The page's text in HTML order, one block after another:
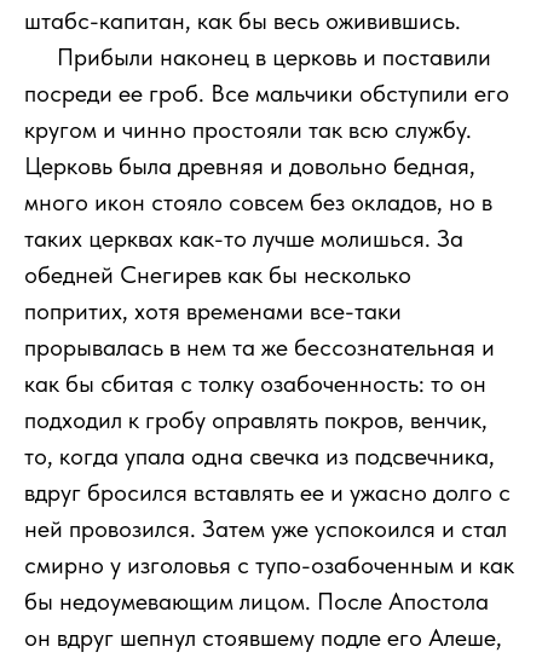
штабс-капитан, как бы весь оживившись.
Прибыли наконец в церковь и поставили
посреди ее гроб. Все мальчики обступили его
кругом и чинно простояли так всю службу.
Церковь была древняя и довольно бедная,
много икон стояло совсем без окладов, но в
таких церквах как-то лучше молишься. За
обедней Снегирев как бы несколько
попритих, хотя временами все-таки
прорывалась в нем та же бессознательная и
как бы сбитая с толку озабоченность: то он
подходил к гробу оправлять покров, венчик,
то, когда упала одна свечка из подсвечника,
вдруг бросился вставлять ее и ужасно долго с
ней провозился. Затем уже успокоился и стал
смирно у изголовья с тупо-озабоченным и как
бы недоумевающим лицом. После Апостола
он вдруг шепнул стоявшему подле его Алеше,